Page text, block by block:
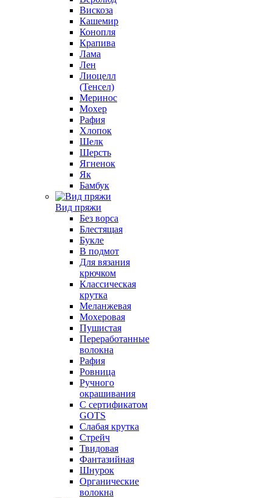
Вискоза
Кашемир
Конопля
Крапива
Лама
Лен
Лиоцелл
(Тенсел)
Меринос
Мохер
Рафия
Хлопок
Шелк
Шерсть
Ягненок
Як
Бамбук
Вид пряжи
Без ворса
Блестящая
Букле
В подмот
Для вязания
крючком
Классическая
крутка
Меланжевая
Мохеровая
Пушистая
Переработанные
волокна
Рафия
Ровница
Ручного
окрашивания
С сертификатом
GOTS
Слабая крутка
Стрейч
Твидовая
Фантазийная
Шнурок
Органические
волокна